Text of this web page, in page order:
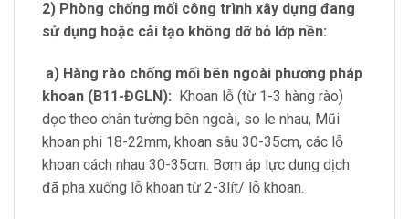
2) Phòng chống mối công trình xây dựng đang
sử dụng hoặc cải tạo không dỡ bỏ lớp nền:
a) Hàng rào chống mối bên ngoài phương pháp
khoan (B11-ĐGLN): Khoan lỗ (từ 1-3 hàng rào)
dọc theo chân tường bên ngoài, so le nhau, Mũi
khoan phi 18-22mm, khoan sâu 30-35cm, các lỗ
khoan cách nhau 30-35cm. Bơm áp lực dung dịch
đã pha xuống lỗ khoan từ 2-3lít/ lỗ khoan.